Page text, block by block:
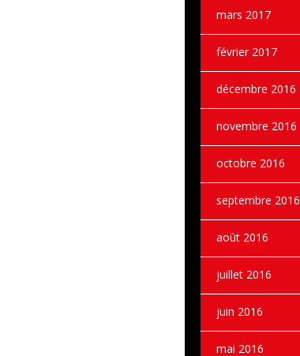
mars 2017
février 2017
décembre 2016
novembre 2016
octobre 2016
septembre 2016
août 2016
juillet 2016
juin 2016
mai 2016